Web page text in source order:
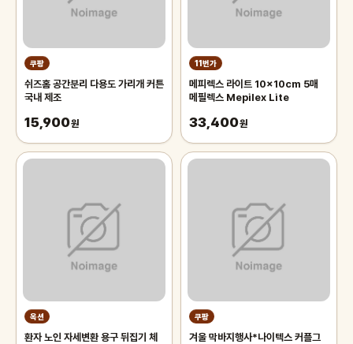
쿠팡
쉬즈홈 공간분리 다용도 가리개 커튼
국내 제조
15,900원
11번가
메피렉스 라이트 10x10cm 5매
메필렉스 Mepilex Lite
33,400원
옥션
환자 노인 자세변환 용구 뒤집기 체
쿠팡
겨울 막바지행사*나이텍스 커플그